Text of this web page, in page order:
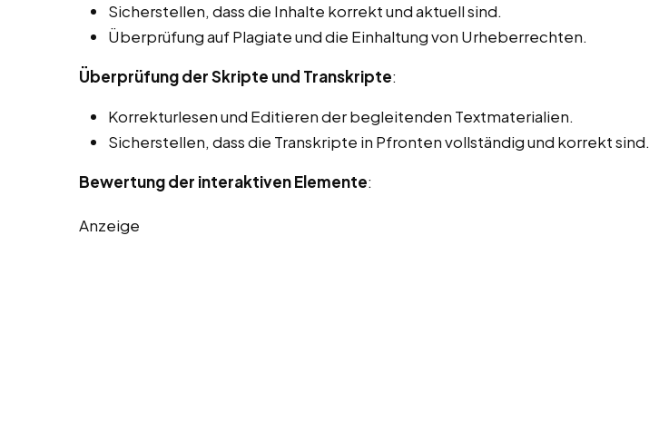
Sicherstellen, dass die Inhalte korrekt und aktuell sind.
Überprüfung auf Plagiate und die Einhaltung von Urheberrechten.
Überprüfung der Skripte und Transkripte:
Korrekturlesen und Editieren der begleitenden Textmaterialien.
Sicherstellen, dass die Transkripte in Pfronten vollständig und korrekt sind.
Bewertung der interaktiven Elemente:
Anzeige